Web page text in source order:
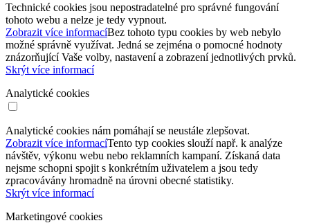
Technické cookies jsou nepostradatelné pro správné fungování
tohoto webu a nelze je tedy vypnout.
Zobrazit více informacíBez tohoto typu cookies by web nebylo
možné správně využívat. Jedná se zejména o pomocné hodnoty
znázorňující Vaše volby, nastavení a zobrazení jednotlivých prvků.
Skrýt více informací
Analytické cookies
Analytické cookies nám pomáhají se neustále zlepšovat.
Zobrazit více informacíTento typ cookies slouží např. k analýze
návštěv, výkonu webu nebo reklamních kampaní. Získaná data
nejsme schopni spojit s konkrétním uživatelem a jsou tedy
zpracovávány hromadně na úrovni obecné statistiky.
Skrýt více informací
Marketingové cookies